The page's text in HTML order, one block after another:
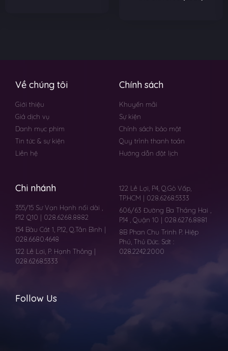
Về chúng tôi
Giới thiệu
Giá dịch vụ
Danh mục phim
Tin tức & sự kiện
Liên hệ
Chính sách
Khuyến mãi
Sự kiện
Chính sách bảo mật
Quy trình thanh toán
Hướng dẫn đặt lịch
Chi nhánh
355/15 Sư Vạn Hạnh nối dài ,
P.12 Q10 | 028.6268.8882
154 Bàu Cát 1, P.12, Q.Tân Bình |
028.6680.4648
122 Lê Lơi, P. Hạnh Thông |
028.6268.5333
122 Lê Lợi, P4, Q.Gò Vấp,
TP.HCM | 028.6268.5333
606/63 Đường Ba Tháng Hai ,
P.14 , Quận 10 | 028.6276.8881
8B Phan Chu Trinh P. Hiệp
Phú, Thủ Đức. Sdt :
028.2242.2000
Follow Us